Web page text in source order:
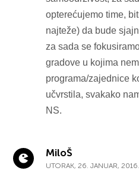
opterećujemo time,
najteže) da bude
za sada se
gradove u kojima
programa/zajednice
učvrstila, svakako
NS.
MiloŠ
UTORAK, 26. JANUAR, 2016.